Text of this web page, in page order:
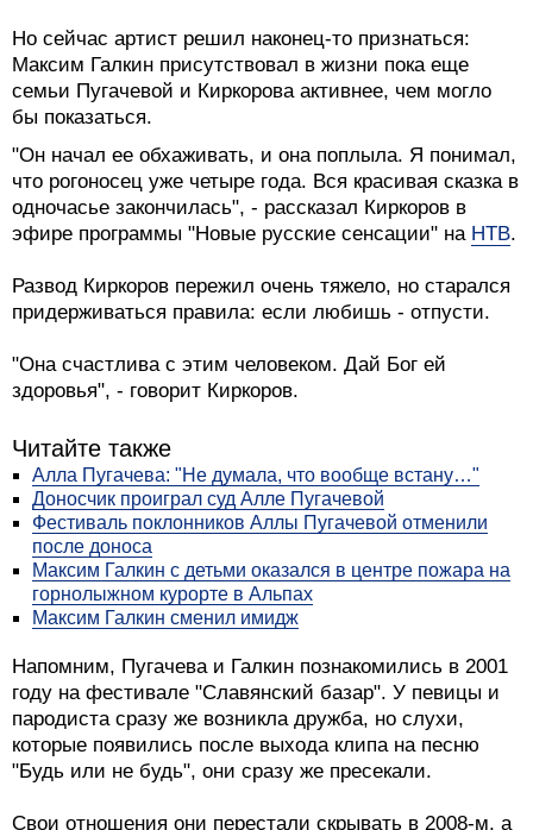
Но сейчас артист решил наконец-то признаться:
Максим Галкин присутствовал в жизни пока еще
семьи Пугачевой и Киркорова активнее, чем могло
бы показаться.
"Он начал ее обхаживать, и она поплыла. Я понимал,
что рогоносец уже четыре года. Вся красивая сказка в
одночасье закончилась", - рассказал Киркоров в
эфире программы "Новые русские сенсации" на НТВ.
Развод Киркоров пережил очень тяжело, но старался
придерживаться правила: если любишь - отпусти.
"Она счастлива с этим человеком. Дай Бог ей
здоровья", - говорит Киркоров.
Читайте также
Алла Пугачева: "Не думала, что вообще встану…"
Доносчик проиграл суд Алле Пугачевой
Фестиваль поклонников Аллы Пугачевой отменили
после доноса
Максим Галкин с детьми оказался в центре пожара на
горнолыжном курорте в Альпах
Максим Галкин сменил имидж
Напомним, Пугачева и Галкин познакомились в 2001
году на фестивале "Славянский базар". У певицы и
пародиста сразу же возникла дружба, но слухи,
которые появились после выхода клипа на песню
"Будь или не будь", они сразу же пресекали.
Свои отношения они перестали скрывать в 2008-м, а